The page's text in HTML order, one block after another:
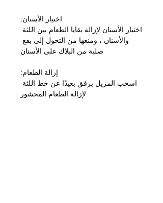
اختيار الأسنان:
صلبة من البلاك على الأسنان
إزالة الطعام:
لإزالة الطعام المحشور